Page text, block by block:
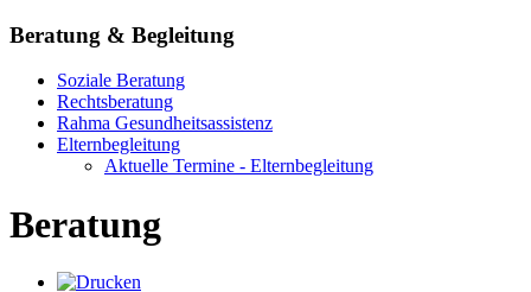
Beratung & Begleitung
Soziale Beratung
Rechtsberatung
Rahma Gesundheitsassistenz
Elternbegleitung
Aktuelle Termine - Elternbegleitung
Beratung